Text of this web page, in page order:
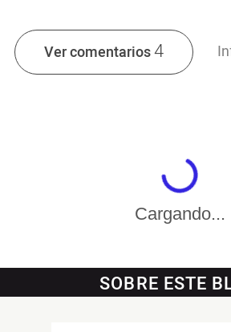
Ver comentarios4
Cargando...
SOBRE ESTE